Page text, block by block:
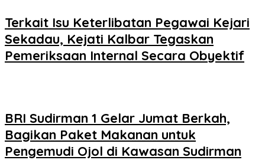
Terkait Isu Keterlibatan Pegawai Kejari
Sekadau, Kejati Kalbar Tegaskan
Pemeriksaan Internal Secara Obyektif
BRI Sudirman 1 Gelar Jumat Berkah,
Bagikan Paket Makanan untuk
Pengemudi Ojol di Kawasan Sudirman